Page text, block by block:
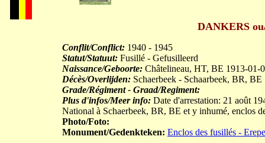
DANKERS
Conflit/Conflict: 1940 - 1945
Statut/Statuut: Fusillé - Gefusilleerd
Naissance/Geboorte: Châtelineau, HT, BE 1913-01-
Décès/Overlijden: Schaerbeek - Schaarbeek, BR,
Grade/Régiment - Graad/Regiment:
Plus d'infos/Meer info: Date d'arrestation: 21 août
National à Schaerbeek, BR, BE et y inhumé, enclos
Photo/Foto:
Monument/Gedenkteken: Enclos des fusillés -